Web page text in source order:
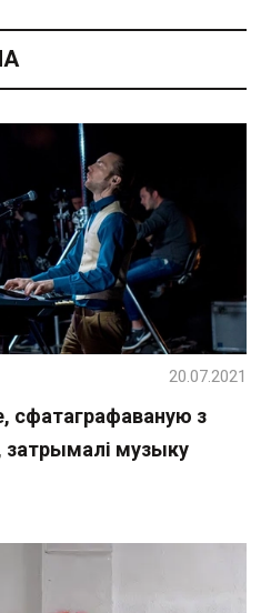
сфатаграфаваную з
затрымалі музыку
20.07.2021